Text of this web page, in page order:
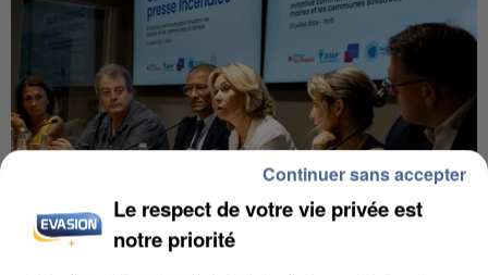
Le respect de votre vie privée est
notre priorité
Continuer sans accepter